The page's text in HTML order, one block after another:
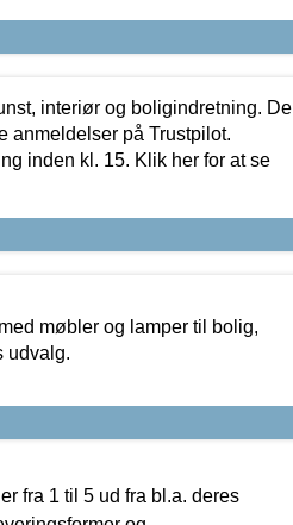
interiør og boligindretning. De
anmeldelser på Trustpilot.
inden kl. 15. Klik her for at se
møbler og lamper til bolig,
udvalg.
fra 1 til 5 ud fra bl.a. deres